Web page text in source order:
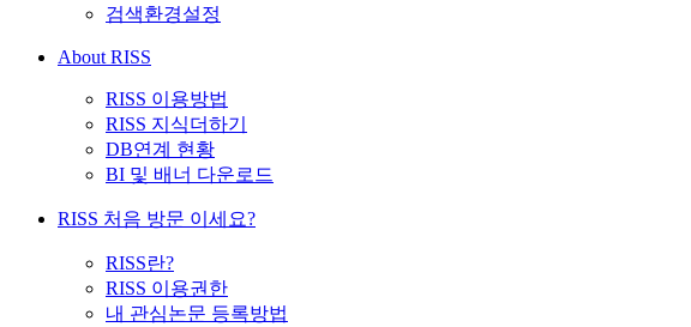
검색환경설정
About RISS
RISS 이용방법
RISS 지식더하기
DB연계 현황
BI 및 배너 다운로드
RISS 처음 방문 이세요?
RISS란?
RISS 이용권한
내 관심논문 등록방법